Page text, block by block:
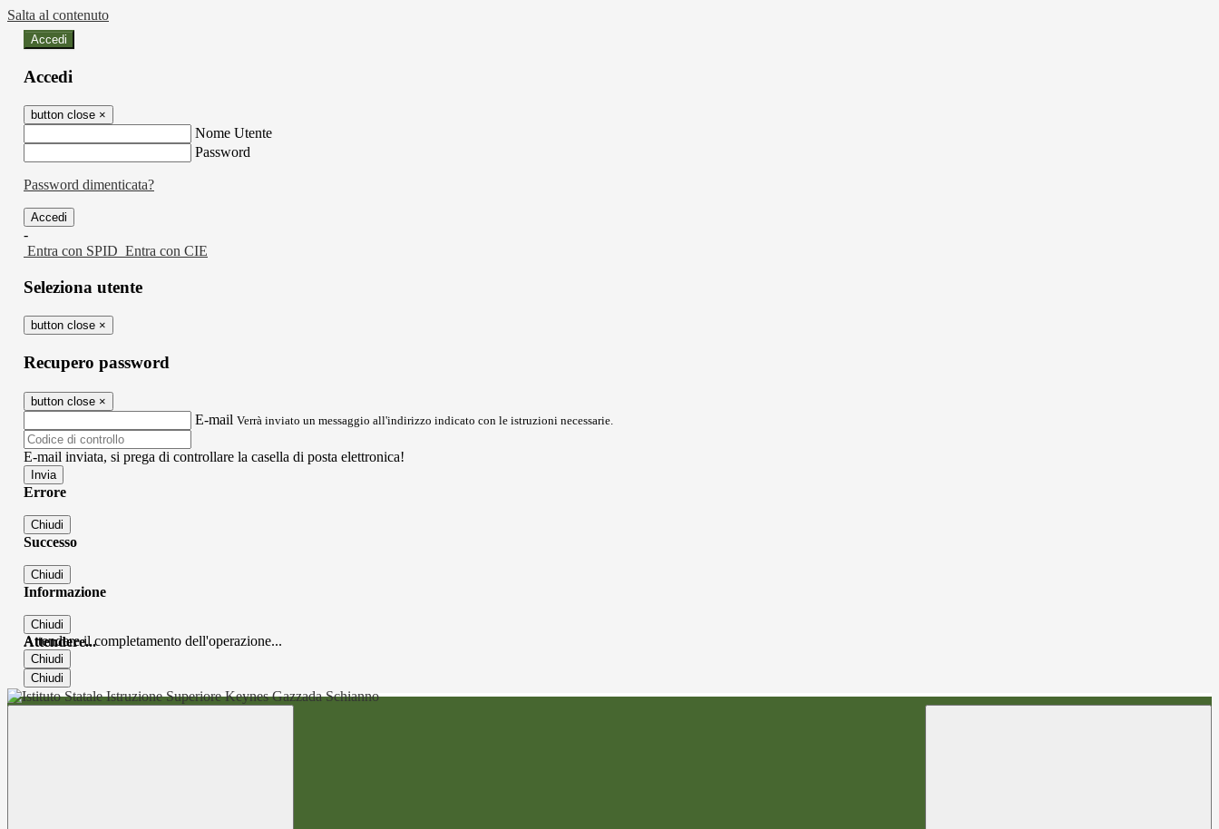
Salta al contenuto
Accedi
Accedi
button close ×
Nome Utente
Password
Password dimenticata?
-
Entra con SPID Entra con CIE
Seleziona utente
button close ×
Recupero password
button close ×
E-mail Verrà inviato un messaggio all'indirizzo indicato con le istruzioni necessarie.
E-mail inviata, si prega di controllare la casella di posta elettronica!
Errore
Chiudi
Successo
Chiudi
Informazione
Chiudi
Attendere...
Attendere il completamento dell'operazione...
Chiudi
Chiudi